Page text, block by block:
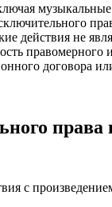
действия не
договора
права
с